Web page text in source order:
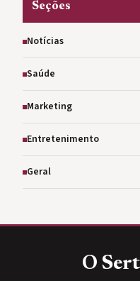
Seções
Notícias
Saúde
Marketing
Entretenimento
Geral
O